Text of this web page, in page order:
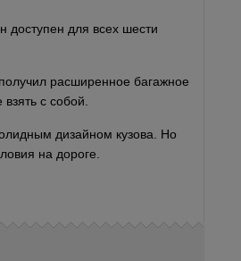
доступен для всех шести
расширенное багажное
с собой.
дизайном кузова. Но
на дороге.